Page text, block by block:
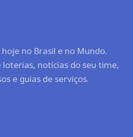
no Brasil e no Mundo.
notícias do seu time,
e guias de serviços.